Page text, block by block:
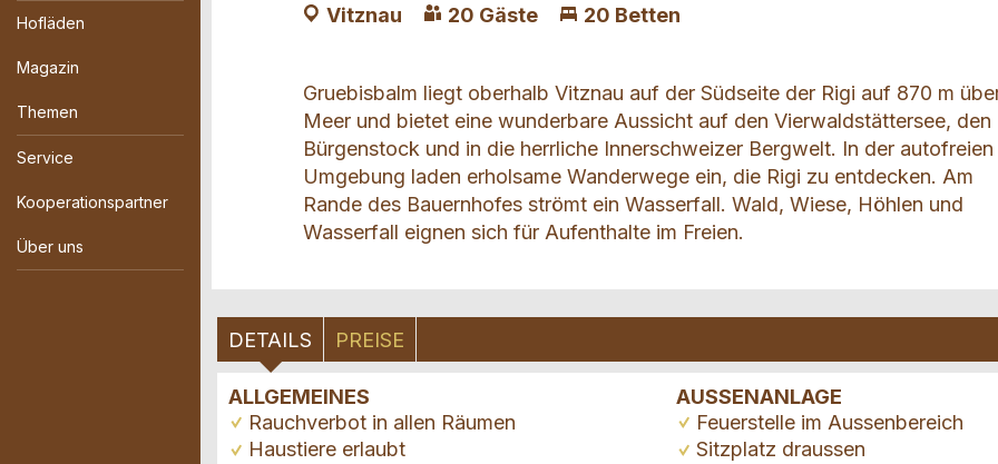
Hofläden
Magazin
Themen
Service
Kooperationspartner
Über uns
Vitznau 20 Gäste 20 Betten
Gruebisbalm liegt oberhalb Vitznau auf der Südseite der Rigi auf 870 m
Meer und bietet eine wunderbare Aussicht auf den Vierwaldstättersee, den
Bürgenstock und in die herrliche Innerschweizer Bergwelt. In der autofreien
Umgebung laden erholsame Wanderwege ein, die Rigi zu entdecken. Am
Rande des Bauernhofes strömt ein Wasserfall. Wald, Wiese, Höhlen und
Wasserfall eignen sich für Aufenthalte im Freien.
DETAILS PREISE
ALLGEMEINES
Rauchverbot in allen Räumen
Haustiere erlaubt
AUSSENANLAGE
Feuerstelle im Aussenbereich
Sitzplatz draussen